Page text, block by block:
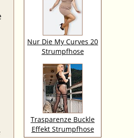
Nur Die My Curves 20
Strumpfhose
Trasparenze Buckle
Effekt Strumpfhose